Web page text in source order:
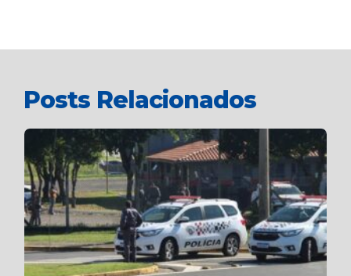
Posts Relacionados